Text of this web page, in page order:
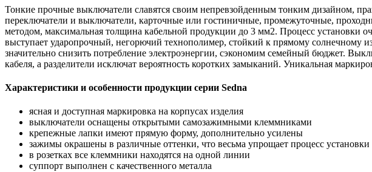
Тонкие прочные выключатели славятся своим непревзойденным тонким дизайном,
переключатели и выключатели, карточные или гостиничные, промежуточные,
методом, максимальная толщина кабельной продукции до 3 мм2. Процесс
выступает ударопрочный, негорючий технополимер, стойкий к прямому солнечному
значительно снизить потребление электроэнергии, сэкономим семейный бюджет.
кабеля, а разделители исключат вероятность коротких замыканий. Уникальная
Характеристики и особенности продукции серии Sedna
ясная и доступная маркировка на корпусах изделия
выключатели оснащены открытыми самозажимными клеммниками
крепежные лапки имеют прямую форму, дополнительно усилены
зажимы окрашены в различные оттенки, что весьма упрощает процесс установки
в розетках все клеммники находятся на одной линии
суппорт выполнен с качественного металла